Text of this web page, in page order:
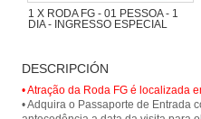
1 X RODA FG - 01 PESSOA - 1
DIA - INGRESSO ESPECIAL
DESCRIPCIÓN
• Atração da Roda FG é localizada
• Adquira o Passaporte de Entrada